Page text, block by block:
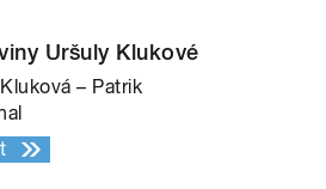
Uršuly Klukové
– Patrik